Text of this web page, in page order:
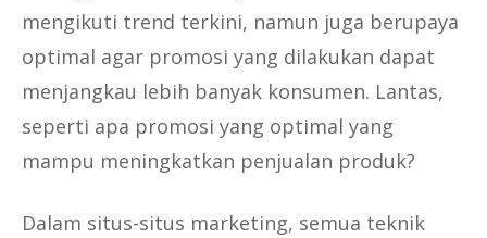
mengikuti trend terkini, namun juga berupaya
optimal agar promosi yang dilakukan dapat
menjangkau lebih banyak konsumen. Lantas,
seperti apa promosi yang optimal yang
mampu meningkatkan penjualan produk?
Dalam situs-situs marketing, semua teknik